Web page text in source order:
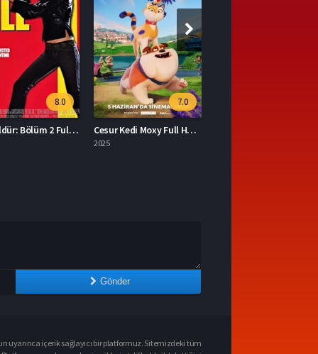
8.0
Bill’i Öldür: Bölüm 2 Full HD İzle
7.0
Cesur Kedi Moxy Full HD İzle
Gönder
uyarınca içerik sağlayıcı bir platformuz. Sitemizdeki tüm